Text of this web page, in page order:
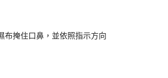
布掩住口鼻，並依照指示方向